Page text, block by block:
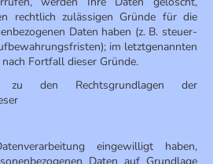
rechtlich zulässigen Gründe für die
Daten haben (z. B. steuer-
im letztgenannten
Fortfall dieser Gründe.
zu den Rechtsgrundlagen der
eingewilligt haben,